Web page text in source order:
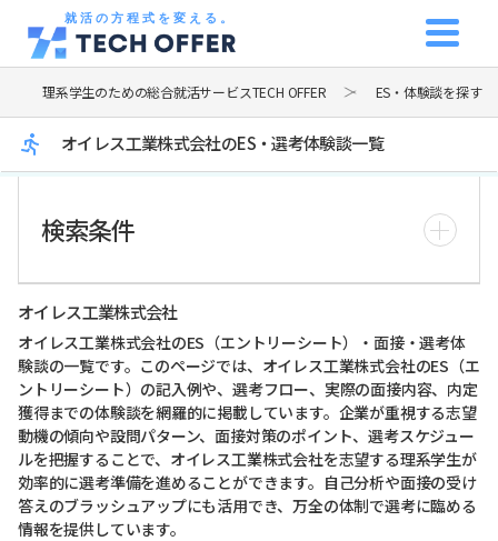
就活の方程式を変える。
理系学生のための総合就活サービスTECH OFFER ES・体験談を探す
オイレス工業株式会社のES・選考体験談一覧
検索条件
オイレス工業株式会社
オイレス工業株式会社のES（エントリーシート）・面接・選考体
験談の一覧です。このページでは、オイレス工業株式会社のES（エ
ントリーシート）の記入例や、選考フロー、実際の面接内容、内定
獲得までの体験談を網羅的に掲載しています。企業が重視する志望
動機の傾向や設問パターン、面接対策のポイント、選考スケジュー
ルを把握することで、オイレス工業株式会社を志望する理系学生が
効率的に選考準備を進めることができます。自己分析や面接の受け
答えのブラッシュアップにも活用でき、万全の体制で選考に臨める
情報を提供しています。